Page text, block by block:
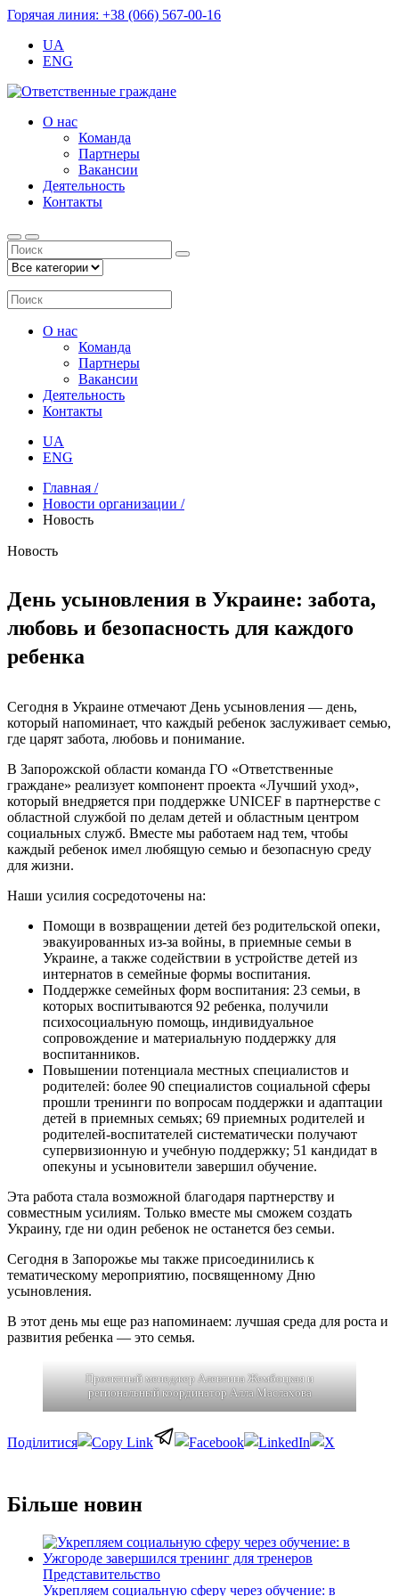
Горячая линия: +38 (066) 567-00-16
UA
ENG
О нас
Команда
Партнеры
Вакансии
Деятельность
Контакты
О нас
Команда
Партнеры
Вакансии
Деятельность
Контакты
UA
ENG
Главная /
Новости организации /
Новость
Новость
День усыновления в Украине: забота,
любовь и безопасность для каждого
ребенка
Сегодня в Украине отмечают День усыновления — день,
который напоминает, что каждый ребенок заслуживает семью,
где царят забота, любовь и понимание.
В Запорожской области команда ГО «Ответственные
граждане» реализует компонент проекта «Лучший уход»,
который внедряется при поддержке UNICEF в партнерстве с
областной службой по делам детей и областным центром
социальных служб. Вместе мы работаем над тем, чтобы
каждый ребенок имел любящую семью и безопасную среду
для жизни.
Наши усилия сосредоточены на:
Помощи в возвращении детей без родительской опеки,
эвакуированных из-за войны, в приемные семьи в
Украине, а также содействии в устройстве детей из
интернатов в семейные формы воспитания.
Поддержке семейных форм воспитания: 23 семьи, в
которых воспитываются 92 ребенка, получили
психосоциальную помощь, индивидуальное
сопровождение и материальную поддержку для
воспитанников.
Повышении потенциала местных специалистов и
родителей: более 90 специалистов социальной сферы
прошли тренинги по вопросам поддержки и адаптации
детей в приемных семьях; 69 приемных родителей и
родителей-воспитателей систематически получают
супервизионную и учебную поддержку; 51 кандидат в
опекуны и усыновители завершил обучение.
Эта работа стала возможной благодаря партнерству и
совместным усилиям. Только вместе мы сможем создать
Украину, где ни один ребенок не останется без семьи.
Сегодня в Запорожье мы также присоединились к
тематическому мероприятию, посвященному Дню
усыновления.
В этот день мы еще раз напоминаем: лучшая среда для роста и
развития ребенка — это семья.
Проектный менеджер Алевтина Жембоцкая и
региональный координатор Алла Маслахова
Більше новин
Представительство
Укрепляем социальную сферу через обучение: в